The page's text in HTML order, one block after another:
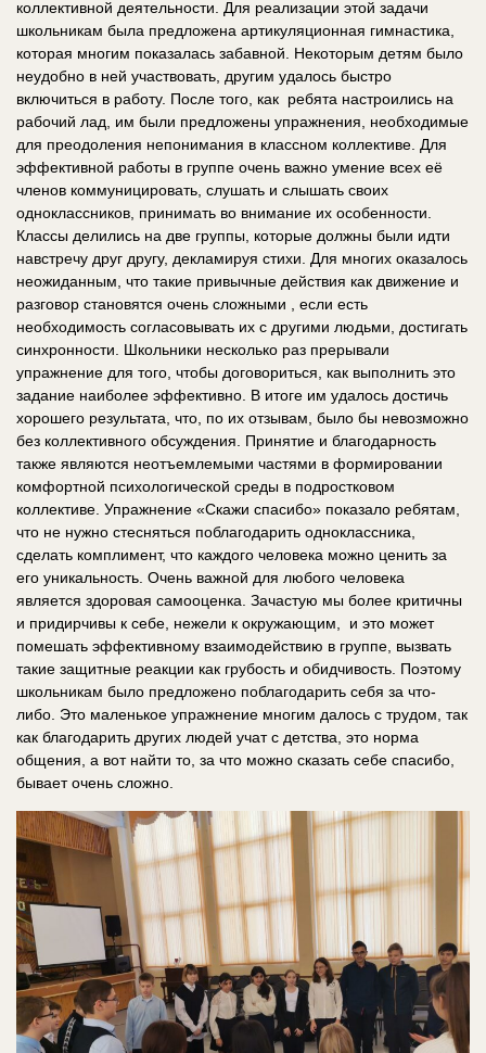
коллективной деятельности. Для реализации этой задачи
школьникам была предложена артикуляционная гимнастика,
которая многим показалась забавной. Некоторым детям было
неудобно в ней участвовать, другим удалось быстро
включиться в работу. После того, как ​ ребята настроились на
рабочий лад, им были предложены упражнения, необходимые
для преодоления непонимания в классном коллективе. Для
эффективной работы в группе очень важно умение всех её
членов коммуницировать, слушать и слышать своих
одноклассников, принимать во внимание их особенности.
Классы делились на две группы, которые должны были идти
навстречу друг другу, декламируя стихи. Для многих оказалось
неожиданным, что такие привычные действия как движение и
разговор становятся очень сложными , если есть
необходимость согласовывать их с другими людьми, достигать
синхронности. Школьники несколько раз прерывали
упражнение для того, чтобы договориться, как выполнить это
задание наиболее эффективно. В итоге им удалось достичь
хорошего результата, что, по их отзывам, было бы невозможно
без коллективного обсуждения. Принятие и благодарность
также являются неотъемлемыми частями в формировании
комфортной психологической среды в подростковом
коллективе. Упражнение «Скажи спасибо» показало ребятам,
что не нужно стесняться поблагодарить одноклассника,
сделать комплимент, что каждого человека можно ценить за
его уникальность. Очень важной для любого человека
является здоровая самооценка. Зачастую мы более критичны
и придирчивы к себе, нежели к окружающим, ​ и это может
помешать эффективному взаимодействию в группе, вызвать
такие защитные реакции как грубость и обидчивость. Поэтому
школьникам было предложено поблагодарить себя за что-
либо. Это маленькое упражнение многим далось с трудом, так
как благодарить других людей учат с детства, это норма
общения, а вот найти то, за что можно сказать себе спасибо,
бывает очень сложно.